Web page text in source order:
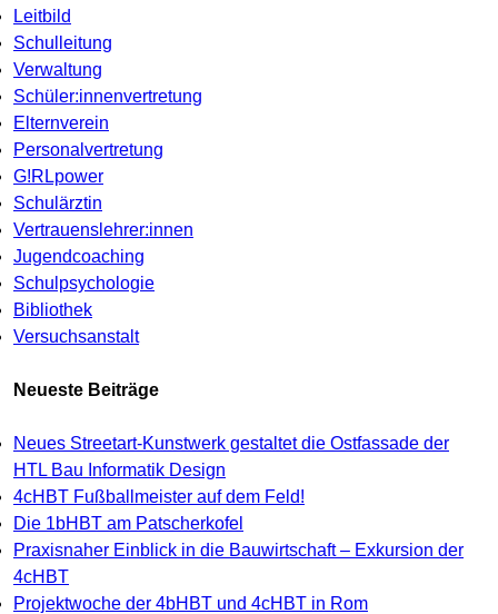
Leitbild
Schulleitung
Verwaltung
Schüler:innenvertretung
Elternverein
Personalvertretung
G!RLpower
Schulärztin
Vertrauenslehrer:innen
Jugendcoaching
Schulpsychologie
Bibliothek
Versuchsanstalt
Neueste Beiträge
Neues Streetart-Kunstwerk gestaltet die Ostfassade der
HTL Bau Informatik Design
4cHBT Fußballmeister auf dem Feld!
Die 1bHBT am Patscherkofel
Praxisnaher Einblick in die Bauwirtschaft – Exkursion der
4cHBT
Projektwoche der 4bHBT und 4cHBT in Rom